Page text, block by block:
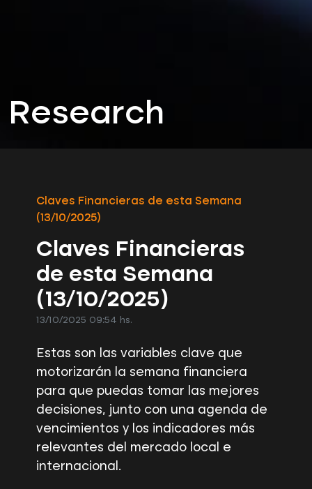
Research
Claves Financieras de esta Semana
(13/10/2025)
Claves Financieras
de esta Semana
(13/10/2025)
13/10/2025 09:54 hs.
Estas son las variables clave que
motorizarán la semana financiera
para que puedas tomar las mejores
decisiones, junto con una agenda de
vencimientos y los indicadores más
relevantes del mercado local e
internacional.